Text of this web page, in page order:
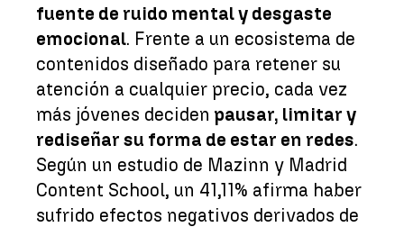
fuente de ruido mental y desgaste
emocional. Frente a un ecosistema de
contenidos diseñado para retener su
atención a cualquier precio, cada vez
más jóvenes deciden pausar, limitar y
rediseñar su forma de estar en redes.
Según un estudio de Mazinn y Madrid
Content School, un 41,11% afirma haber
sufrido efectos negativos derivados de